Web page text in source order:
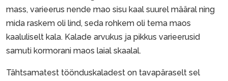
mass, varieerus nende mao sisu kaal suurel määral ning
mida raskem oli lind, seda rohkem oli tema maos
kaaluliselt kala. Kalade arvukus ja pikkus varieerusid
samuti kormorani maos laial skaalal.
Tähtsamatest töönduskaladest on tavapäraselt sel